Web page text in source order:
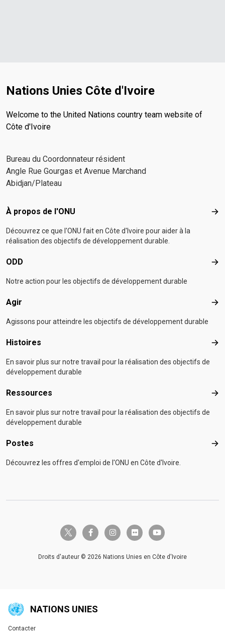
Nations Unies Côte d'Ivoire
Welcome to the United Nations country team website of
Côte d'Ivoire
Bureau du Coordonnateur résident
Angle Rue Gourgas et Avenue Marchand
Abidjan/Plateau
Footer menu
À propos de l'ONU À
Découvrez ce que l'ONU fait en Côte d'Ivoire pour aider à la
réalisation des objectifs de développement durable.
ODD
Notre action pour les objectifs de développement durable
Agir Agir
Agissons pour atteindre les objectifs de développement durable
Histoires
En savoir plus sur notre travail pour la réalisation des objectifs de
développement durable
Ressources
En savoir plus sur notre travail pour la réalisation des objectifs de
développement durable
Postes
Découvrez les offres d'emploi de l'ONU en Côte d'Ivoire.
twitter-x facebook-finstagramflickr youtube
Droits d'auteur © 2026 Nations Unies en Côte d'Ivoire
NATIONS UNIES
Global U.N. menu
Contacter